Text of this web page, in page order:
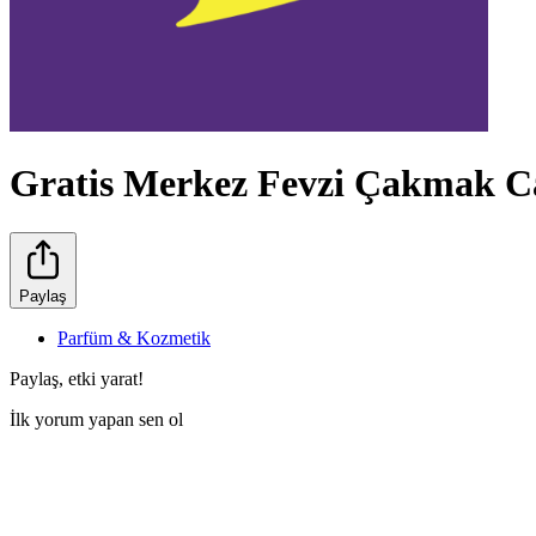
Gratis Merkez Fevzi Çakmak
Paylaş
Parfüm & Kozmetik
Paylaş, etki yarat!
İlk yorum yapan sen ol